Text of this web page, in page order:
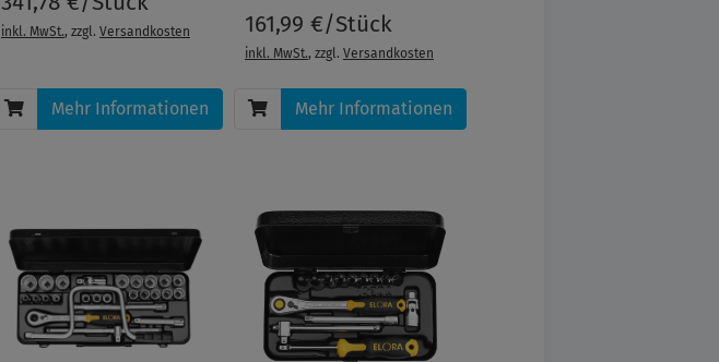
inkl. MwSt., zzgl. Versandkosten
Mehr Informationen
161,99 €/Stück
inkl. MwSt., zzgl. Versandkosten
Mehr Informationen